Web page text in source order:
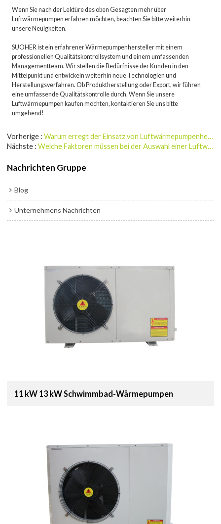
Wenn Sie nach der Lektüre des oben Gesagten mehr über
Luftwärmepumpen erfahren möchten, beachten Sie bitte weiterhin
unsere Neuigkeiten.
SUOHER ist ein erfahrener Wärmepumpenhersteller mit einem
professionellen Qualitätskontrollsystem und einem umfassenden
Managementteam. Wir stellen die Bedürfnisse der Kunden in den
Mittelpunkt und entwickeln weiterhin neue Technologien und
Herstellungsverfahren. Ob Produktherstellung oder Export, wir führen
eine umfassende Qualitätskontrolle durch. Wenn Sie unsere
Luftwärmepumpen kaufen möchten, kontaktieren Sie uns bitte
umgehend!
Vorherige
Warum erregt der Einsatz von Luftwärmepumpenheizungen immer mehr Aufmerksamkeit?
Nächste
Welche Faktoren müssen bei der Auswahl einer Luftwärmepumpe berücksichtigt werden?
Nachrichten Gruppe
Blog
Unternehmens Nachrichten
11 kW 13 kW Schwimmbad-Wärmepumpen